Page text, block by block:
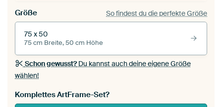
Größe So findest du die perfekte Größe
75 x 50
75 cm Breite, 50 cm Höhe
Schon gewusst?Du kannst auch deine eigene Größe
wählen!
Komplettes ArtFrame-Set?